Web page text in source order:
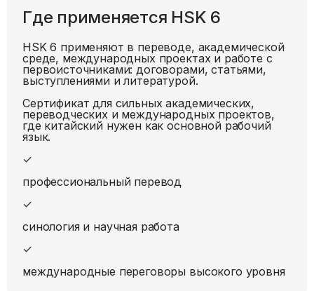
Где применяется HSK 6
HSK 6 применяют в переводе, академической
среде, международных проектах и работе с
первоисточниками: договорами, статьями,
выступлениями и литературой.
Сертификат для сильных академических,
переводческих и международных проектов,
где китайский нужен как основной рабочий
язык.
✓
профессиональный перевод
✓
синология и научная работа
✓
международные переговоры высокого уровня